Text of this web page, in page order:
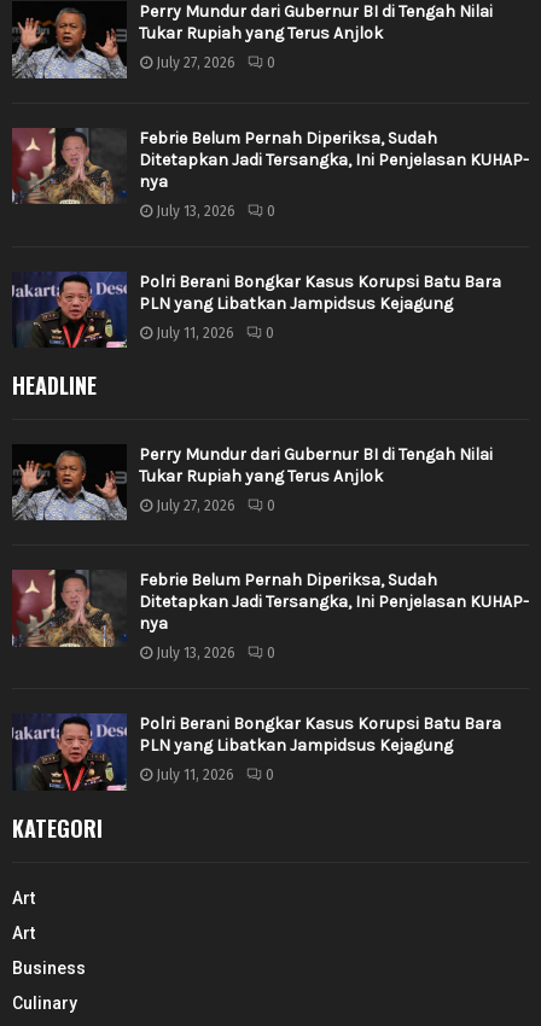
Perry Mundur dari Gubernur BI di Tengah Nilai
Tukar Rupiah yang Terus Anjlok
July 27, 2026 0
Febrie Belum Pernah Diperiksa, Sudah
Ditetapkan Jadi Tersangka, Ini Penjelasan KUHAP-
nya
July 13, 2026 0
Polri Berani Bongkar Kasus Korupsi Batu Bara
PLN yang Libatkan Jampidsus Kejagung
July 11, 2026 0
HEADLINE
Perry Mundur dari Gubernur BI di Tengah Nilai
Tukar Rupiah yang Terus Anjlok
July 27, 2026 0
Febrie Belum Pernah Diperiksa, Sudah
Ditetapkan Jadi Tersangka, Ini Penjelasan KUHAP-
nya
July 13, 2026 0
Polri Berani Bongkar Kasus Korupsi Batu Bara
PLN yang Libatkan Jampidsus Kejagung
July 11, 2026 0
KATEGORI
Art
Art
Business
Culinary